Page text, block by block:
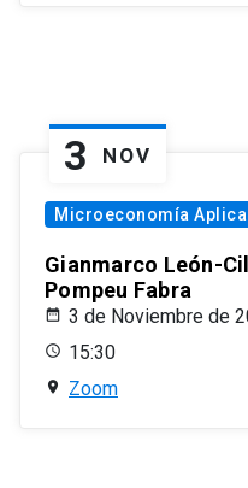
3 NOV
Microeconomía
Gianmarco León-
Pompeu Fabra
3 de Noviembre de
15:30
Zoom